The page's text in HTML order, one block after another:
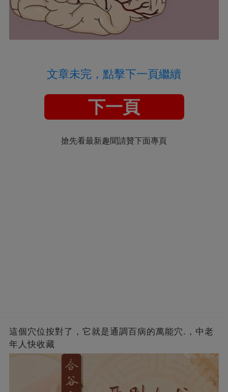
文章未完，點擊下一頁繼續
下一頁
搶先看最新趣聞請贊下面專頁
這個穴位按對了，它就是通調百病的萬能穴.，中老
年人快收藏